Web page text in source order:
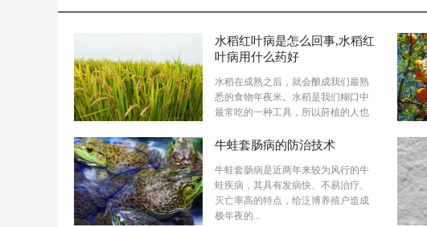
水稻红叶病是怎么回事,水稻红
叶病用什么药好
水稻在成熟之后，就会酿成我们最熟
悉的食物年夜米。水稻是我们糊口中
最常吃的一种工具，所以莳植的人也
牛蛙套肠病的防治技术
牛蛙套肠病是近两年来较为风行的牛
蛙疾病，其具有发病快、不易治疗、
灭亡率高的特点，给泛博养殖户造成
极年夜的...